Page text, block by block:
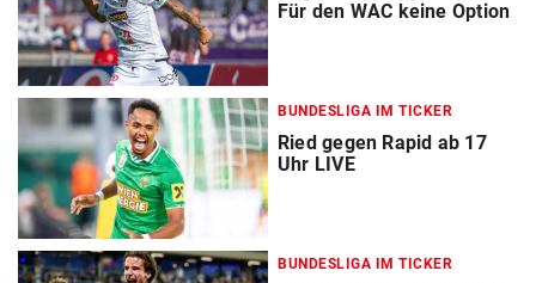
Für den WAC keine Option
BUNDESLIGA IM TICKER
Ried gegen Rapid ab 17
Uhr LIVE
BUNDESLIGA IM TICKER